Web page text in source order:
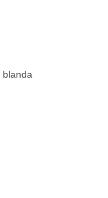
blanda